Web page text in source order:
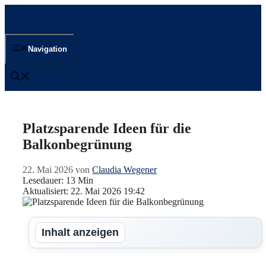
Navigation
Platzsparende Ideen für die
Balkonbegrünung
22. Mai 2026 von Claudia Wegener
Lesedauer: 13 Min
Aktualisiert: 22. Mai 2026 19:42
Inhalt anzeigen